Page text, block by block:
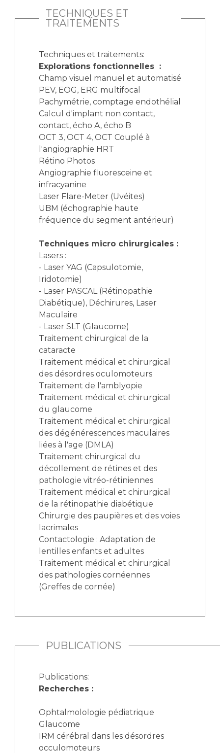
TECHNIQUES ET
TRAITEMENTS
Techniques et traitements:
Explorations fonctionnelles :
Champ visuel manuel et automatisé
PEV, EOG, ERG multifocal
Pachymétrie, comptage endothélial
Calcul d'implant non contact,
contact, écho A, écho B
OCT 3, OCT 4, OCT Couplé à
l'angiographie HRT
Rétino Photos
Angiographie fluoresceine et
infracyanine
Laser Flare-Meter (Uvéites)
UBM (échographie haute
fréquence du segment antérieur)
Techniques micro chirurgicales :
Lasers :
- Laser YAG (Capsulotomie,
Iridotomie)
- Laser PASCAL (Rétinopathie
Diabétique), Déchirures, Laser
Maculaire
- Laser SLT (Glaucome)
Traitement chirurgical de la
cataracte
Traitement médical et chirurgical
des désordres oculomoteurs
Traitement de l'amblyopie
Traitement médical et chirurgical
du glaucome
Traitement médical et chirurgical
des dégénérescences maculaires
liées à l'age (DMLA)
Traitement chirurgical du
décollement de rétines et des
pathologie vitréo-rétiniennes
Traitement médical et chirurgical
de la rétinopathie diabétique
Chirurgie des paupières et des voies
lacrimales
Contactologie : Adaptation de
lentilles enfants et adultes
Traitement médical et chirurgical
des pathologies cornéennes
(Greffes de cornée)
PUBLICATIONS
Publications:
Recherches :
Ophtalmolologie pédiatrique
Glaucome
IRM cérébral dans les désordres
occulomoteurs